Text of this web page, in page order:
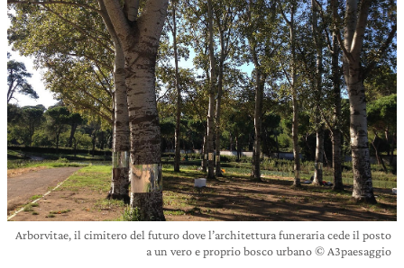
Arborvitae, il cimitero del futuro dove l’architettura funeraria cede il posto
a un vero e proprio bosco urbano © A3paesaggio